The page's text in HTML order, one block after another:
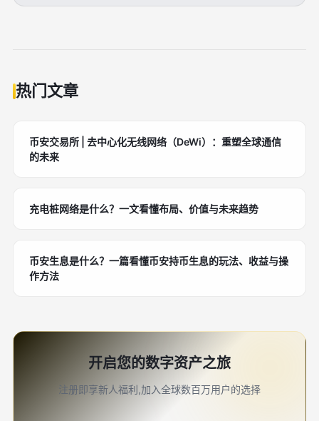
热门文章
币安交易所 | 去中心化无线网络（DeWi）：重塑全球通信
的未来
充电桩网络是什么？一文看懂布局、价值与未来趋势
币安生息是什么？一篇看懂币安持币生息的玩法、收益与操
作方法
开启您的数字资产之旅
注册即享新人福利,加入全球数百万用户的选择